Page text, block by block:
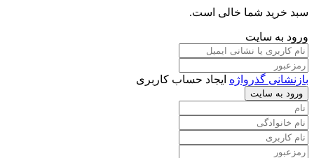
سبد خرید شما خالی است.
ورود به سایت
بازنشانی گذرواژه ایجاد حساب کاربری
ورود به سایت